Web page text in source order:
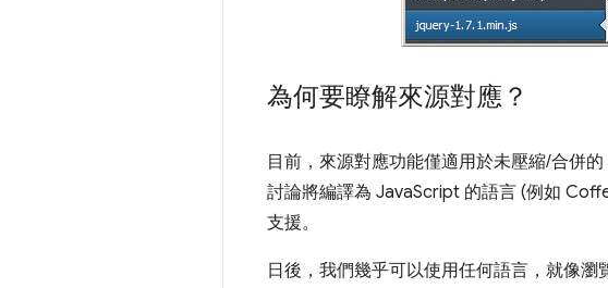
為何要瞭解來源對應？
目前，來源對應功能僅適用於未壓縮/合併
討論將編譯為 JavaScript 的語言 (例如
支援。
日後，我們幾乎可以使用任何語言，就像